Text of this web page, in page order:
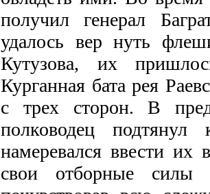
получил генерал
удалось вер­ нуть
Кутузова, их
Курганная бата рея
с трех сторон. В
полководец
намеревался ввести их
свои отборные